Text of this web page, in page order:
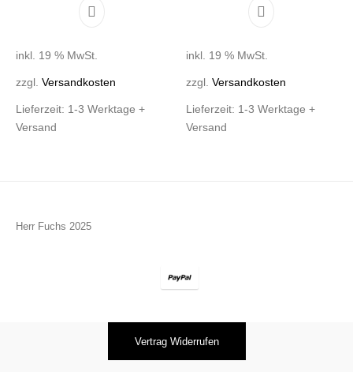
inkl. 19 % MwSt.
zzgl.Versandkosten
Lieferzeit: 1-3 Werktage +
Versand
inkl. 19 % MwSt.
zzgl. Versandkosten
Lieferzeit: 1-3 Werktage +
Versand
Herr Fuchs 2025
Vertrag Widerrufen